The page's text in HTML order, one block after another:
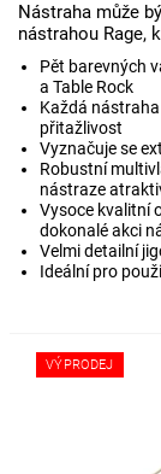
Nástraha může
nástrahou Rage,
Pět barevných
a Table Rock
Každá
přitažlivost
Vyznačuje se
Robustní
nástraze
Vysoce kvalitní
dokonalé akci
Velmi detailní
Ideální pro
VÝPRODEJ